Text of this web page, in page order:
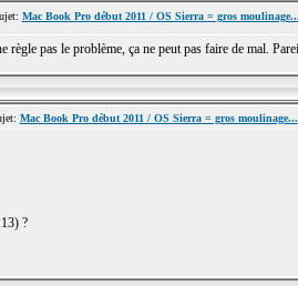
Mac Book Pro début 2011 / OS Sierra = gros moulinage...
pas le problème, ça ne peut pas faire de mal.
Mac Book Pro début 2011 / OS Sierra = gros moulinage...
?